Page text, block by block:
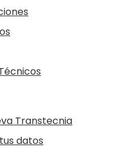
Transtecnia
datos